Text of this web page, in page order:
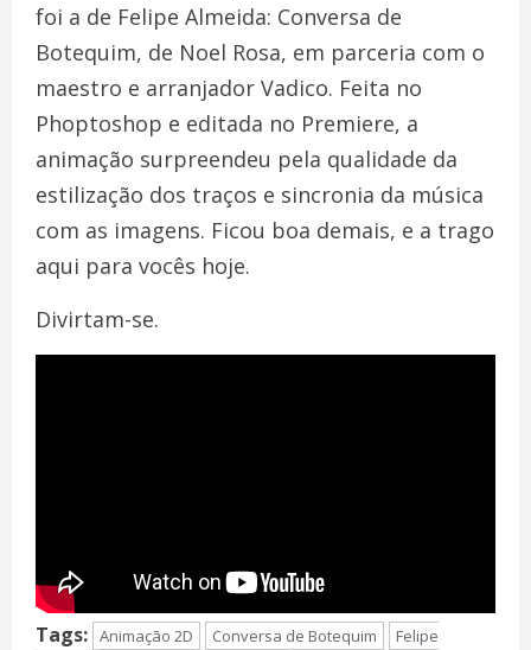
foi a de Felipe Almeida: Conversa de
Botequim, de Noel Rosa, em parceria com o
maestro e arranjador Vadico. Feita no
Phoptoshop e editada no Premiere, a
animação surpreendeu pela qualidade da
estilização dos traços e sincronia da música
com as imagens. Ficou boa demais, e a trago
aqui para vocês hoje.
Divirtam-se.
Tags: Animação 2D Conversa de Botequim
Felipe